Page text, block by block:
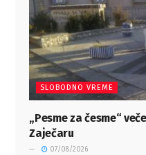
SLOBODNO VREME
„Pesme za česme“
Zaječaru
07/08/2026